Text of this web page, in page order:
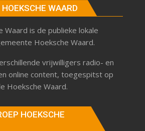
WAARD
Waard is de publieke lokale
Hoeksche Waard.
vrijwilligers radio- en
online content, toegespitst op
Hoeksche Waard.
HOEKSCHE